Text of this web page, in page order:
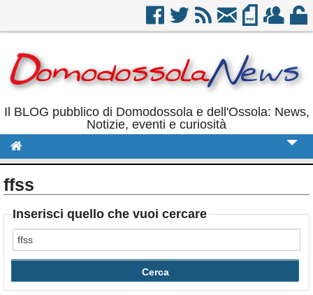
Il BLOG pubblico di Domodossola e dell'Ossola: News,
Notizie, eventi e curiosità
Politica
Eventi
ffss
Inserisci quello che vuoi cercare